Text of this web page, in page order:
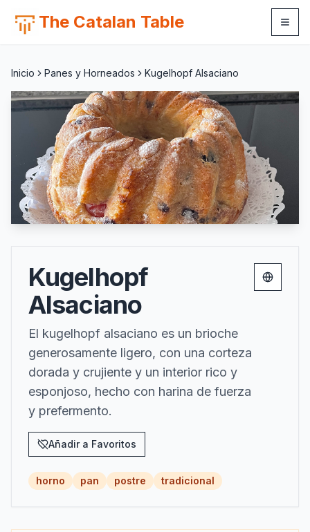
The Catalan Table
Inicio Panes y Horneados Kugelhopf Alsaciano
Kugelhopf
Alsaciano
El kugelhopf alsaciano es un brioche
generosamente ligero, con una corteza
dorada y crujiente y un interior rico y
esponjoso, hecho con harina de fuerza
y prefermento.
Añadir a Favoritos
Change
horno pan postre tradicional